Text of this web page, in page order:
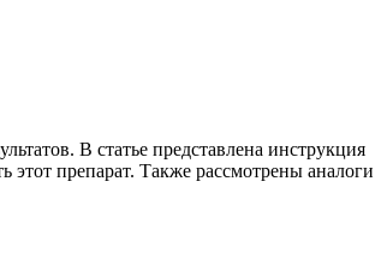
В статье представлена инструкция
препарат. Также рассмотрены аналоги